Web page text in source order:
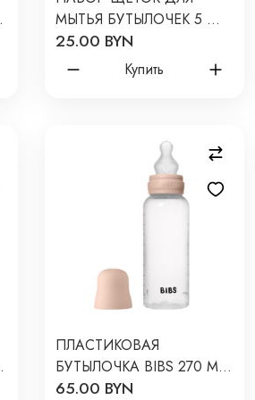
МЫТЬЯ БУТЫЛОЧЕК 5 ШТ
RFD-007
25.00 BYN
Купить
ПЛАСТИКОВАЯ
БУТЫЛОЧКА BIBS 270 МЛ
СИЛИКОНОВОЙ СОСКОЙ
65.00 BYN